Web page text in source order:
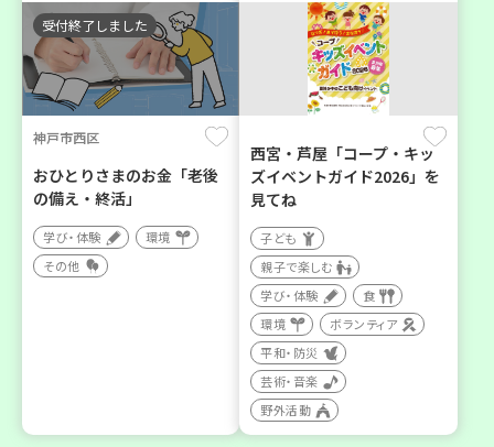
受付終了しました
神戸市西区
おひとりさまのお金「老後
の備え・終活」
学び・体験
環境
その他
西宮・芦屋「コープ・キッ
ズイベントガイド2026」を
見てね
子ども
親子で楽しむ
学び・体験
食
環境
ボランティア
平和・防災
芸術・音楽
野外活動